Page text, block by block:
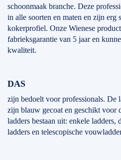
schoonmaak branche. Deze
in alle soorten en maten en zijn erg
kokerprofiel. Onze Wienese
fabrieksgarantie van 5 jaar en
kwaliteit.
DAS
zijn bedoelt voor professionals. De
zijn blauw gecoat en geschikt voor
ladders bestaan uit: enkele ladders,
ladders en